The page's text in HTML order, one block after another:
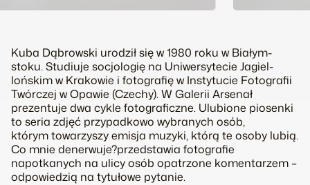
Kuba Dąbrowski urodził się w 1980 roku w Białym-
stoku. Studiuje socjologię na Uniwersytecie Jagiel-
lońskim w Krakowie i fotografię w Instytucie Fotografii
Twórczej w Opawie (Czechy). W Galerii Arsenał
prezentuje dwa cykle fotograficzne. Ulubione piosenki
to seria zdjęć przypadkowo wybranych osób,
którym towarzyszy emisja muzyki, którą te osoby lubią.
Co mnie denerwuje?przedstawia fotografie
napotkanych na ulicy osób opatrzone komentarzem –
odpowiedzią na tytułowe pytanie.